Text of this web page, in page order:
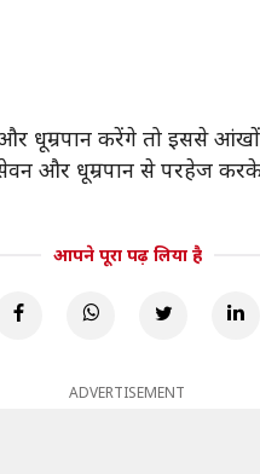
धूम्रपान करेंगे तो इससे
और धूम्रपान से परहेज करके
आपने पूरा पढ़ लिया है
ADVERTISEMENT